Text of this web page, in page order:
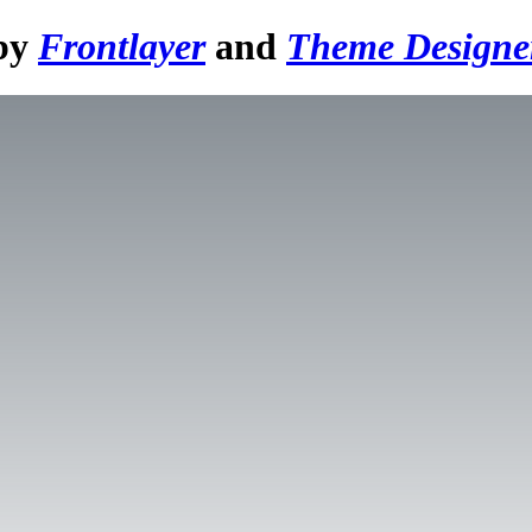
Frontlayerand Theme